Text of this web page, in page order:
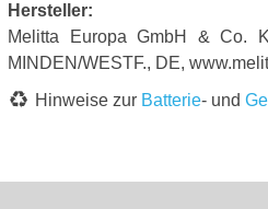
Hersteller:
Melitta Europa GmbH & Co.
MINDEN/WESTF., DE,
Hinweise zur Batterie- und